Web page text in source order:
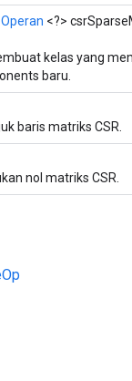
Operan <?>
kelas yang
baru.
baris matriks CSR.
nol matriks CSR.